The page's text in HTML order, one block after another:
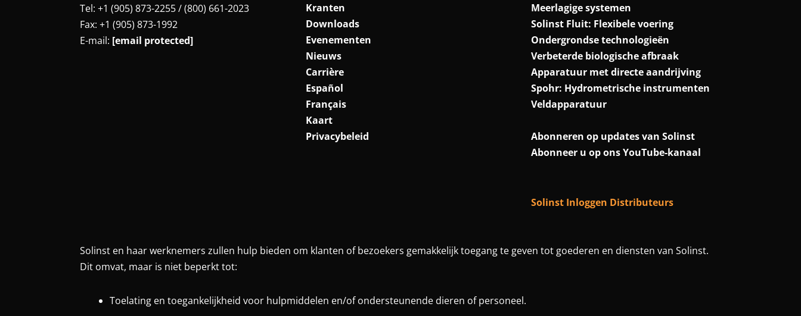
Tel: +1 (905) 873-2255 / (800) 661-2023
Fax: +1 (905) 873-1992
E-mail: [email protected]
Kranten
Downloads
Evenementen
Nieuws
Carrière
Español
Français
Kaart
Privacybeleid
Meerlagige systemen
Solinst Fluit: Flexibele voering
Ondergrondse technologieën
Verbeterde biologische afbraak
Apparatuur met directe aandrijving
Spohr: Hydrometrische instrumenten
Veldapparatuur
Abonneren op updates van Solinst
Abonneer u op ons YouTube-kanaal
Solinst Inloggen Distributeurs
Solinst en haar werknemers zullen hulp bieden om klanten of bezoekers gemakkelijk toegang te geven tot goederen en diensten van Solinst.
Dit omvat, maar is niet beperkt tot:
Toelating en toegankelijkheid voor hulpmiddelen en/of ondersteunende dieren of personeel.